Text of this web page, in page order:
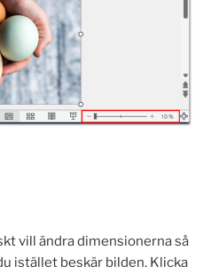
vill ändra dimensionerna så
istället beskär bilden. Klicka